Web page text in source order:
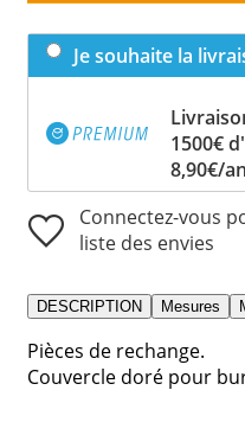
Je souhaite la
1500€
8,90€/
Connectez-vous
liste des envies
DESCRIPTION Mesures
Pièces de rechange.
Couvercle doré pour